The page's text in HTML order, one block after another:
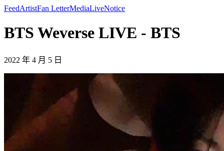
FeedArtistFan LetterMediaLiveNotice
BTS Weverse LIVE - BTS
2022 年 4 月 5 日